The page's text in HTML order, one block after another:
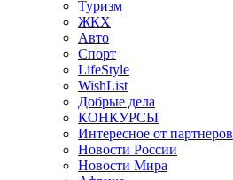
Туризм
ЖКХ
Авто
Спорт
LifeStyle
WishList
Добрые дела
КОНКУРСЫ
Интересное от партнеров
Новости России
Новости Мира